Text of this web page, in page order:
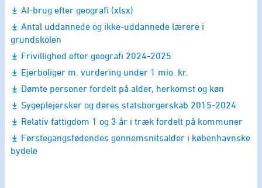
AI-brug efter geografi (xlsx)
Antal uddannede og ikke-uddannede lærere i
grundskolen
Frivillighed efter geografi 2024-2025
Ejerboliger m. vurdering under 1 mio. kr.
Dømte personer fordelt på alder, herkomst og køn
Sygeplejersker og deres statsborgerskab 2015-2024
Relativ fattigdom 1 og 3 år i træk fordelt på kommuner
Førstegangsfødendes gennemsnitsalder i københavnske
bydele